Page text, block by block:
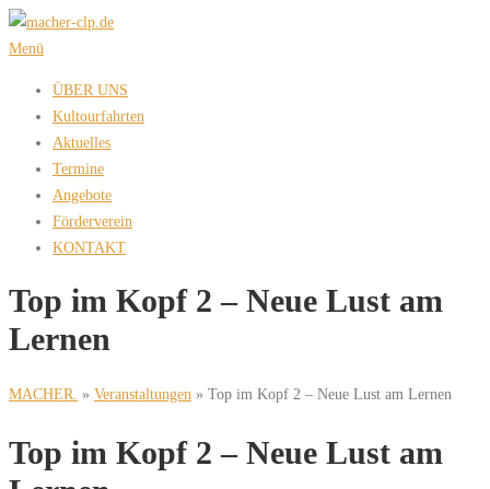
Zum
Inhalt
Menü
ÜBER UNS
Kultourfahrten
Aktuelles
Termine
Angebote
Förderverein
KONTAKT
Top im Kopf 2 – Neue Lust am
Lernen
MACHER. » Veranstaltungen » Top im Kopf 2 – Neue Lust am Lernen
Top im Kopf 2 – Neue Lust am